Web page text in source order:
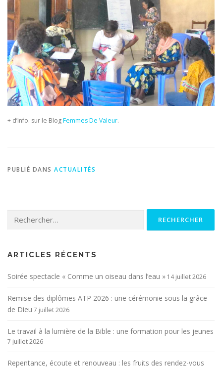
+ d’info. sur le BlogFemmes De Valeur.
PUBLIÉ DANS ACTUALITÉS
ARTICLES RÉCENTS
Soirée spectacle « Comme un oiseau dans l’eau » 14 juillet 2026
Remise des diplômes ATP 2026 : une cérémonie sous la grâce
de Dieu 7 juillet 2026
Le travail à la lumière de la Bible : une formation pour les jeunes
7 juillet 2026
Repentance, écoute et renouveau : les fruits des rendez-vous